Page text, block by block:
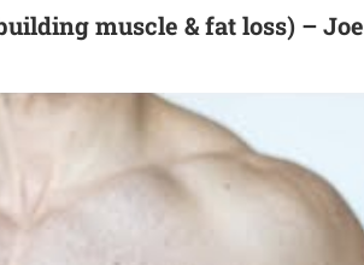
muscle & fat loss) – Joe